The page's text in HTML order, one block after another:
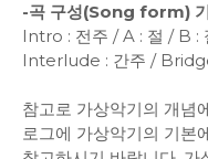
-곡 구성(Song form)
Intro : 전주 / A : 절 / B :
Interlude : 간주 /
참고로 가상악기의 개념
로그에 가상악기의 기본